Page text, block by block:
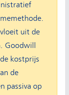
uit de
Goodwill
kostprijs
de
passiva op